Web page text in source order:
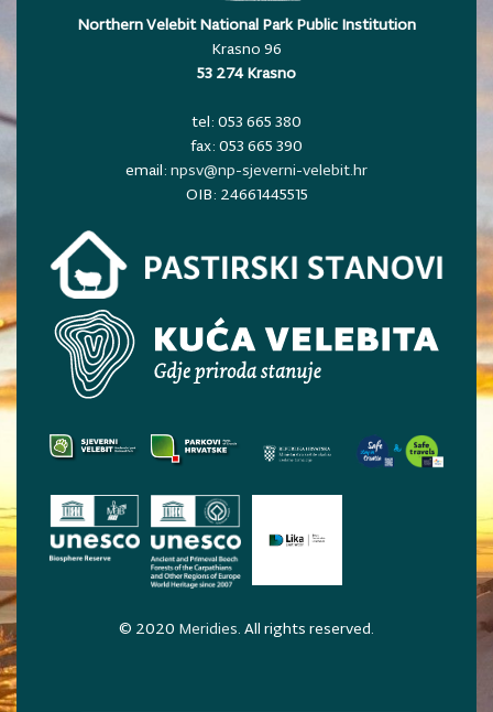
Northern Velebit National Park Public Institution
Krasno 96
53 274 Krasno
tel: 053 665 380
fax: 053 665 390
email: npsv@np-sjeverni-velebit.hr
OIB: 24661445515
© 2020 Meridies. All rights reserved.